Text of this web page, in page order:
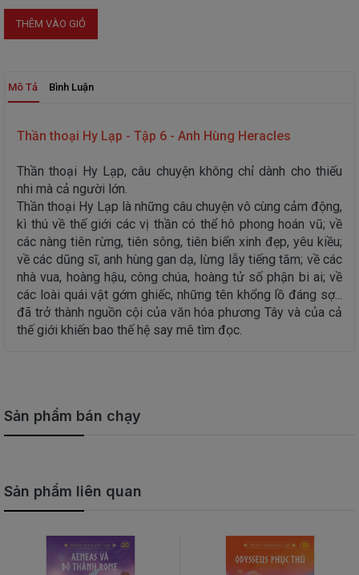
THÊM VÀO GIỎ
Mô Tả Bình Luận
Thần thoại Hy Lạp - Tập 6 - Anh Hùng Heracles
Thần thoại Hy Lạp, câu chuyện không chỉ dành cho thiếu
nhi mà cả người lớn.
Thần thoại Hy Lạp là những câu chuyện vô cùng cảm động,
kì thú về thế giới các vị thần có thể hô phong hoán vũ; về
các nàng tiên rừng, tiên sông, tiên biển xinh đẹp, yêu kiều;
về các dũng sĩ, anh hùng gan dạ, lừng lẫy tiếng tăm; về các
nhà vua, hoàng hậu, công chúa, hoàng tử số phận bi ai; về
các loài quái vật gớm ghiếc, những tên khổng lồ đáng sợ...
đã trở thành nguồn cội của văn hóa phương Tây và của cả
thế giới khiến bao thế hệ say mê tìm đọc.
Sản phẩm bán chạy
Sản phẩm liên quan